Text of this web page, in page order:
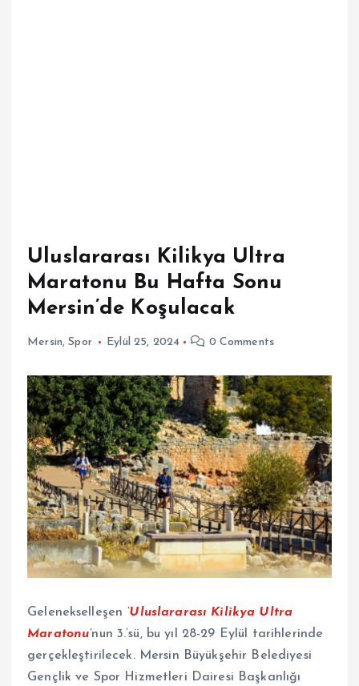
Uluslararası Kilikya Ultra
Maratonu Bu Hafta Sonu
Mersin’de Koşulacak
Mersin,Spor Eylül 25, 2024 0 Comments
Gelenekselleşen ‘Uluslararası Kilikya Ultra
Maratonu’nun 3.’sü, bu yıl 28-29 Eylül tarihlerinde
gerçekleştirilecek. Mersin Büyükşehir Belediyesi
Gençlik ve Spor Hizmetleri Dairesi Başkanlığı